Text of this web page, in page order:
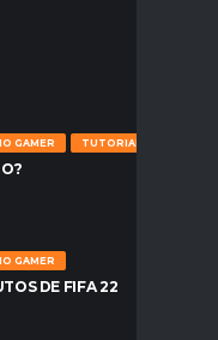
GAMER TUTORIALES
GAMER
DE FIFA 22